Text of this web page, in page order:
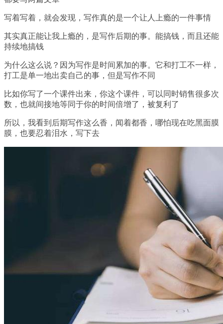
写着写着，就会发现，写作真的是一个让人上瘾的一件事情
其实真正能让我上瘾的，是写作后期的事。能搞钱，而且还能
持续地搞钱
为什么这么说？因为写作是时间累加的事。它和打工不一样，
打工是单一地出卖自己的事，但是写作不同
比如你写了一个课件出来，你这个课件，可以同时销售很多次
数，也就间接地等同于你的时间倍增了，被复利了
所以，我看到后期写作这么香，闻着都香，哪怕现在吃黑面膜
膜，也要忍着泪水，写下去